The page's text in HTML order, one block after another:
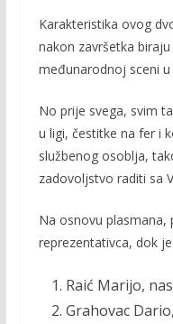
o
k
Karakteristika ovog
nakon završetka
međunarodnoj sceni u
No prije svega, svim
u ligi, čestitke na fer i
službenog osoblja,
zadovoljstvo raditi sa
Na osnovu
reprezentativca, dok
Raić Marijo,
Grahovac